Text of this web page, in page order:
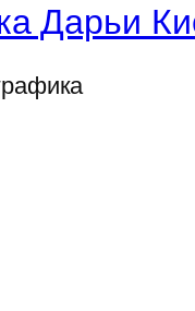
Дарьи